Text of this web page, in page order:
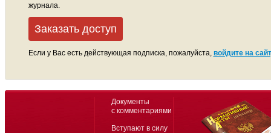
журнала.
Заказать доступ
Если у Вас есть действующая подписка, пожалуйста, войдите на
Документы
с комментариями
Вступают в силу